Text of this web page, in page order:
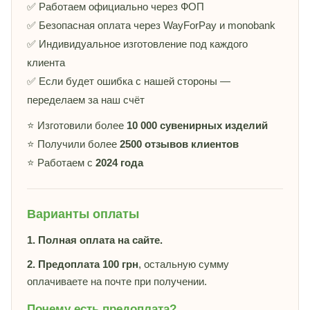
✅ Работаем официально через ФОП
✅ Безопасная оплата через WayForPay и monobank
✅ Индивидуальное изготовление под каждого
клиента
✅ Если будет ошибка с нашей стороны —
переделаем за наш счёт
⭐ Изготовили более 10 000 сувенирных изделий
⭐ Получили более 2500 отзывов клиентов
⭐ Работаем с 2024 года
Варианты оплаты
1. Полная оплата на сайте.
2. Предоплата 100 грн, остальную сумму
оплачиваете на почте при получении.